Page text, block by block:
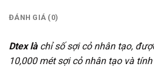
ĐÁNH GIÁ (0)
Dtex là chỉ số sợi cỏ nhân tạo,
10,000 mét sợi cỏ nhân tạo và